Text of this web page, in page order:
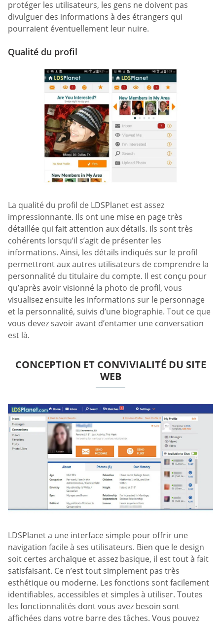
protéger les utilisateurs, les gens ne doivent pas
divulguer des informations à des étrangers qui
pourraient éventuellement leur nuire.
Qualité du profil
La qualité du profil de LDSPlanet est assez
impressionnante. Ils ont une mise en page très
détaillée qui fait attention aux détails. Ils sont très
cohérents lorsqu’il s’agit de présenter les
informations. Ainsi, les détails indiqués sur le profil
permettront aux autres utilisateurs de comprendre la
personnalité du titulaire du compte. Il est conçu pour
qu’après avoir visionné la photo de profil, vous
visualisez ensuite les informations sur le personnage
et la personnalité, suivis d’une biographie. Tout ce que
vous devez savoir avant d’entamer une conversation
est là.
CONCEPTION ET CONVIVIALITÉ DU SITE
WEB
LDSPlanet a une interface simple pour offrir une
navigation facile à ses utilisateurs. Bien que le design
soit certes archaïque et assez basique, il est tout à fait
satisfaisant. Ce n’est tout simplement pas très
esthétique ou moderne. Les fonctions sont facilement
identifiables, accessibles et simples à utiliser. Toutes
les fonctionnalités dont vous avez besoin sont
affichées dans votre barre des tâches. Vous pouvez